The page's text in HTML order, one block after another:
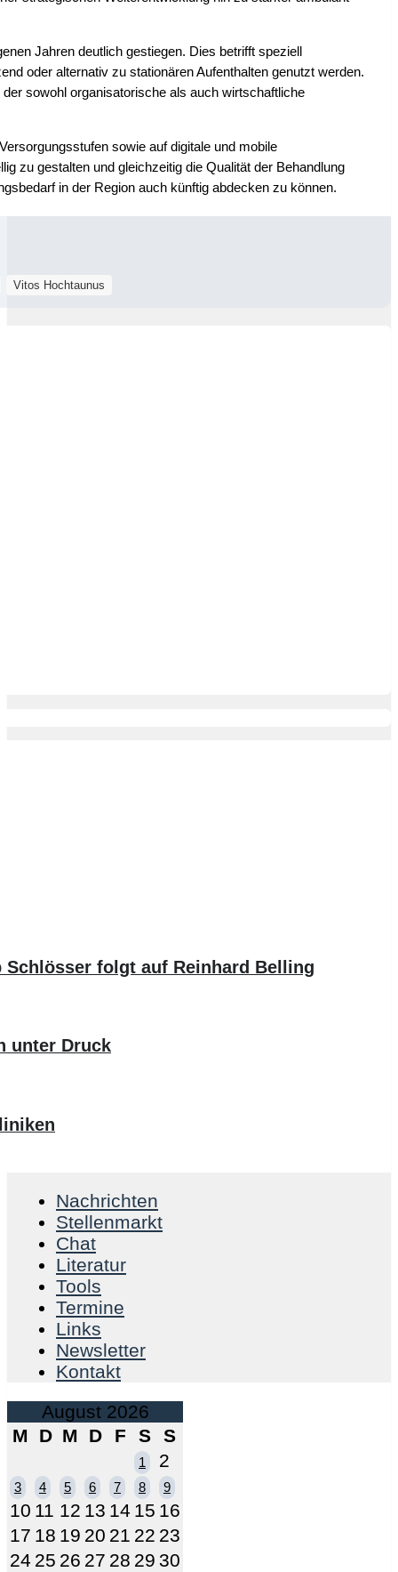
Jahren deutlich gestiegen. Dies betrifft speziell
oder alternativ zu stationären Aufenthalten genutzt werden.
sowohl organisatorische als auch wirtschaftliche
sowie auf digitale und mobile
zu gestalten und gleichzeitig die Qualität der Behandlung
in der Region auch künftig abdecken zu können.
Vitos Hochtaunus
folgt auf Reinhard Belling
unter Druck
Nachrichten
Stellenmarkt
Chat
Literatur
Tools
Termine
Links
Newsletter
Kontakt
August 2026
M
D M D F S S
1 2
3 4 5 6 7 8 9
10 11 12 13 14 15 16
17 18 19 20 21 22 23
24 25 26 27 28 29 30